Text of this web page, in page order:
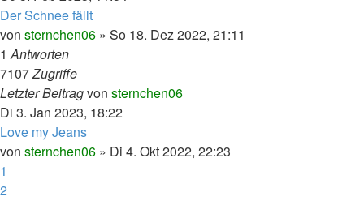
Der Schnee fällt
von sternchen06 » So 18. Dez 2022, 21:11
1Antworten
7107Zugriffe
Letzter Beitragvon sternchen06
Di 3. Jan 2023, 18:22
Love my Jeans
von sternchen06 » Di 4. Okt 2022, 22:23
1
2